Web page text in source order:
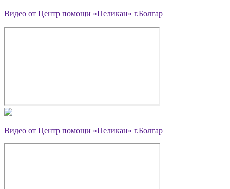
Видео от Центр помощи «Пеликан» г.Болгар
Видео от Центр помощи «Пеликан» г.Болгар